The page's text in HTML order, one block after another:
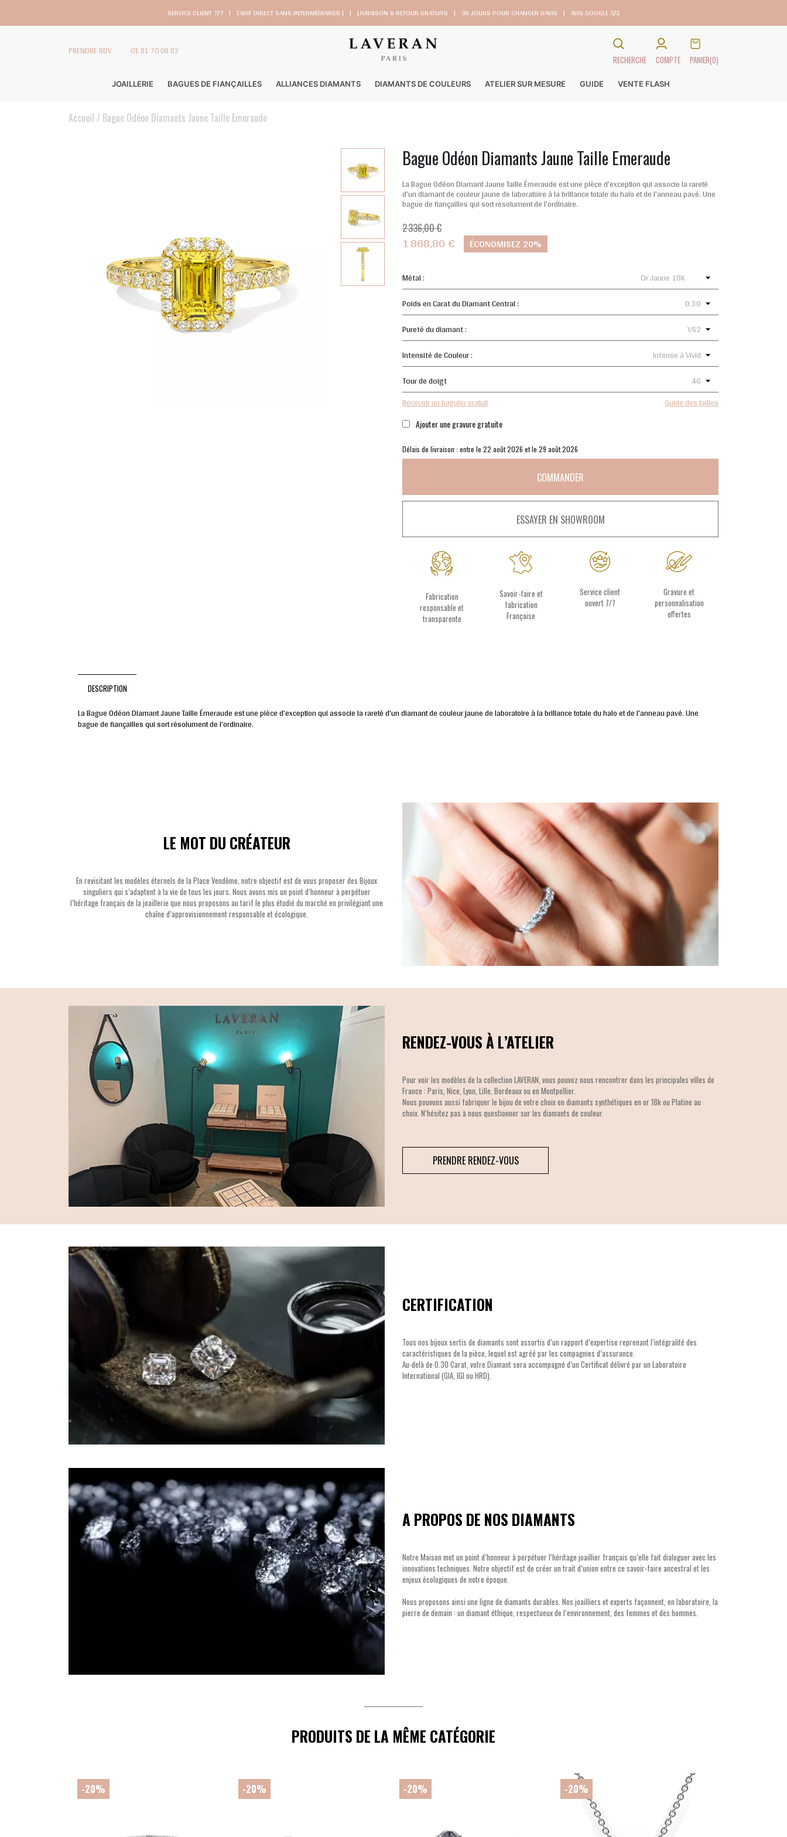
SERVICE CLIENT 7/7 | TARIF DIRECT SANS INTERMÉDIAIRES | | LIVRAISON & RETOUR GRATUITS | 30 JOURS POUR CHANGER D’AVIS | AVIS GOOGLE 5/5
PRENDRE RDV 01 81 70 09 82
RECHERCHE COMPTE PANIER(0)
JOAILLERIE BAGUES DE FIANÇAILLES ALLIANCES DIAMANTS DIAMANTS DE COULEURS ATELIER SUR MESURE GUIDE VENTE FLASH
Accueil Bague Odéon Diamants Jaune Taille Emeraude
Bague Odéon Diamants Jaune Taille Emeraude
La Bague Odéon Diamant Jaune Taille Émeraude est une pièce d'exception qui associe la rareté
d'un diamant de couleur jaune de laboratoire à la brillance totale du halo et de l'anneau pavé. Une
bague de fiançailles qui sort résolument de l'ordinaire.
2 336,00 €
1 868,80 € ÉCONOMISEZ 20%
Métal :
Poids en Carat du Diamant Central :
Pureté du diamant :
Intensité de Couleur :
Tour de doigt
Recevoir un baguier gratuit Guide des tailles
Ajouter une gravure gratuite
Délais de livraison : entre le 22 août 2026 et le 29 août 2026
COMMANDER
ESSAYER EN SHOWROOM
Fabrication
responsable et
transparente
Savoir-faire et
fabrication
Française
Service client
ouvert 7/7
Gravure et
personnalisation
offertes
DESCRIPTION
La Bague Odéon Diamant Jaune Taille Émeraude est une pièce d'exception qui associe la rareté d'un diamant de couleur jaune de laboratoire à la brillance totale du halo et de l'anneau pavé. Une
bague de fiançailles qui sort résolument de l'ordinaire.
LE MOT DU CRÉATEUR
En revisitant les modèles éternels de la Place Vendôme, notre objectif est de vous proposer des Bijoux
singuliers qui s’adaptent à la vie de tous les jours. Nous avons mis un point d’honneur à perpétuer
l’héritage français de la joaillerie que nous proposons au tarif le plus étudié du marché en privilégiant une
chaîne d’approvisionnement responsable et écologique.
RENDEZ-VOUS À L’ATELIER
Pour voir les modèles de la collection LAVERAN, vous pouvez nous rencontrer dans les principales villes de
France : Paris, Nice, Lyon, Lille, Bordeaux ou en Montpellier.
Nous pouvons aussi fabriquer le bijou de votre choix en diamants synthétiques en or 18k ou Platine au
choix. N’hésitez pas à nous questionner sur les diamants de couleur.
PRENDRE RENDEZ-VOUS
CERTIFICATION
Tous nos bijoux sertis de diamants sont assortis d’un rapport d’expertise reprenant l’intégralité des
caractéristiques de la pièce, lequel est agréé par les compagnies d’assurance.
Au-delà de 0.30 Carat, votre Diamant sera accompagné d’un Certificat délivré par un Laboratoire
International (GIA, IGI ou HRD).
A PROPOS DE NOS DIAMANTS
Notre Maison met un point d’honneur à perpétuer l’héritage joaillier français qu’elle fait dialoguer avec les
innovations techniques. Notre objectif est de créer un trait d’union entre ce savoir-faire ancestral et les
enjeux écologiques de notre époque.
Nous proposons ainsi une ligne de diamants durables. Nos joailliers et experts façonnent, en laboratoire, la
pierre de demain : un diamant éthique, respectueux de l’environnement, des femmes et des hommes.
PRODUITS DE LA MÊME CATÉGORIE
-20% -20% -20% -20%